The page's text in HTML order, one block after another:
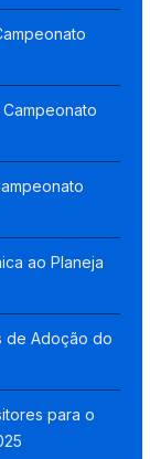
ao Planeja
de Adoção do
para o